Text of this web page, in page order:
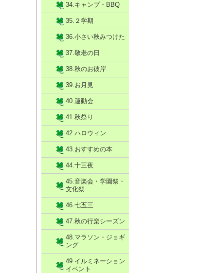
34.キャンプ・BBQ
35.２学期
36.小さい秋みつけた
37.敬老の日
38.秋のお彼岸
39.お月見
40.運動会
41.秋祭り
42.ハロウィン
43.おすすめの本
44.十三夜
45.音楽会・学園祭・
文化祭
46.七五三
47.秋の行楽シーズン
48.マラソン・ジョギ
ング
49.イルミネーション
イベント